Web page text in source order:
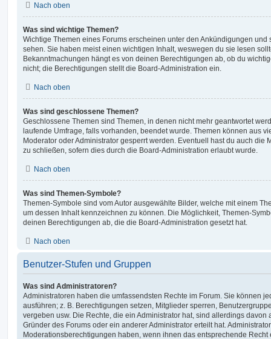
Nach oben
Was sind wichtige Themen?
Wichtige Themen eines Forums erscheinen unter den Ankündigungen und
sehen. Sie haben meist einen wichtigen Inhalt, weswegen du sie lesen
Bekanntmachungen hängt es von deinen Berechtigungen ab, ob du
nicht; die Berechtigungen stellt die Board-Administration ein.
Nach oben
Was sind geschlossene Themen?
Geschlossene Themen sind Themen, in denen nicht mehr geantwortet
laufende Umfrage, falls vorhanden, beendet wurde. Themen können aus
Moderator oder Administrator gesperrt werden. Eventuell hast du auch die
zu schließen, sofern dies durch die Board-Administration erlaubt wurde.
Nach oben
Was sind Themen-Symbole?
Themen-Symbole sind vom Autor ausgewählte Bilder, welche mit einem
um dessen Inhalt kennzeichnen zu können. Die Möglichkeit, Themen-
deinen Berechtigungen ab, die die Board-Administration gesetzt hat.
Nach oben
Benutzer-Stufen und Gruppen
Was sind Administratoren?
Administratoren haben die umfassendsten Rechte im Forum. Sie können
ausführen; z. B. Berechtigungen setzen, Mitglieder sperren,
vergeben usw. Die Rechte, die ein Administrator hat, sind allerdings
Gründer des Forums oder ein anderer Administrator erteilt hat.
Moderationsberechtigungen haben, wenn ihnen das entsprechende Recht